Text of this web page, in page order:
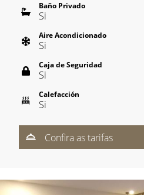
Baño Privado
Si
Aire Acondicionado
Si
Caja de Seguridad
Si
Calefacción
Si
Confira as tarifas